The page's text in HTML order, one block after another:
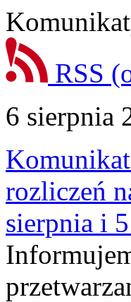
RSS
6 sierpnia
rozliczeń
sierpnia i